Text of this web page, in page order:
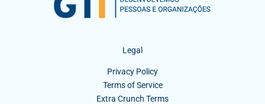
Legal
Privacy Policy
Terms of Service
Extra Crunch Terms